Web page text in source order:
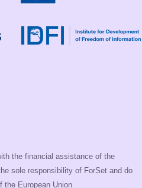
the financial assistance of the
sole responsibility of ForSet and do
the European Union